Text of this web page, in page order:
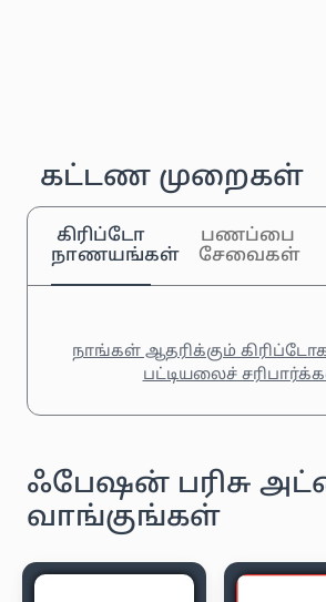
கட்டண முறைகள்
கிரிப்டோ
நாணயங்கள்
பணப்பை
சேவைகள்
நாங்கள் ஆதரிக்கும்
பட்டியலைச்
ஃபேஷன் பரிசு
வாங்குங்கள்